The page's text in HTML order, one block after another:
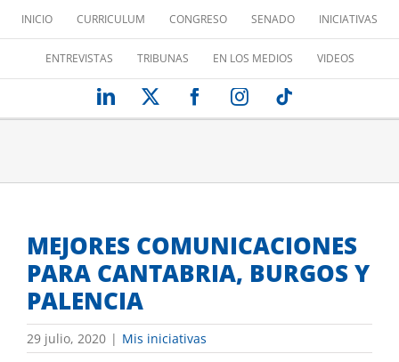
contenido
INICIO CURRICULUM CONGRESO SENADO INICIATIVAS
ENTREVISTAS TRIBUNAS EN LOS MEDIOS VIDEOS
LinkedIn FacebookInstagram
MEJORES COMUNICACIONES
PARA CANTABRIA, BURGOS Y
PALENCIA
29 julio, 2020 | Mis iniciativas